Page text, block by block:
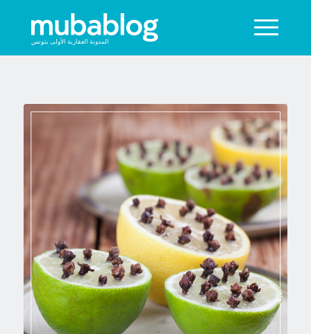
المدونة العقارية الأولى بتونس